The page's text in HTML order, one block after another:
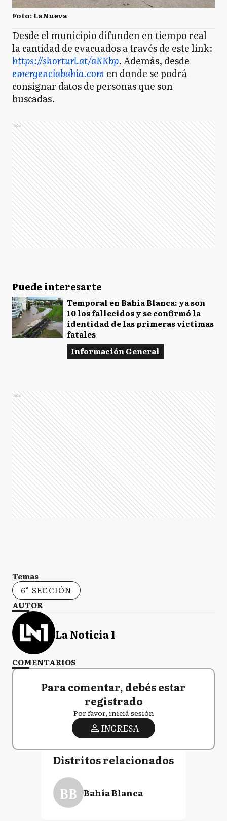
Foto: LaNueva
Desde el municipio difunden en tiempo real
la cantidad de evacuados a través de este link:
https://shorturl.at/aKKbp. Además, desde
emergenciabahia.comen donde se podrá
consignar datos de personas que son
buscadas.
Ads
Puede interesarte
Temporal en Bahía Blanca: ya son
10 los fallecidos y se confirmó la
identidad de las primeras víctimas
fatales
Información General
Ads
Temas
6° SECCIÓN
AUTOR
La Noticia 1
COMENTARIOS
Para comentar, debés estar
registrado
Por favor, iniciá sesión
INGRESA
Distritos relacionados
BB Bahía Blanca